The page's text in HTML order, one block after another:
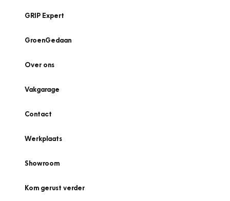
GRIP Expert
GroenGedaan
Over ons
Vakgarage
Contact
Werkplaats
Showroom
Kom gerust verder